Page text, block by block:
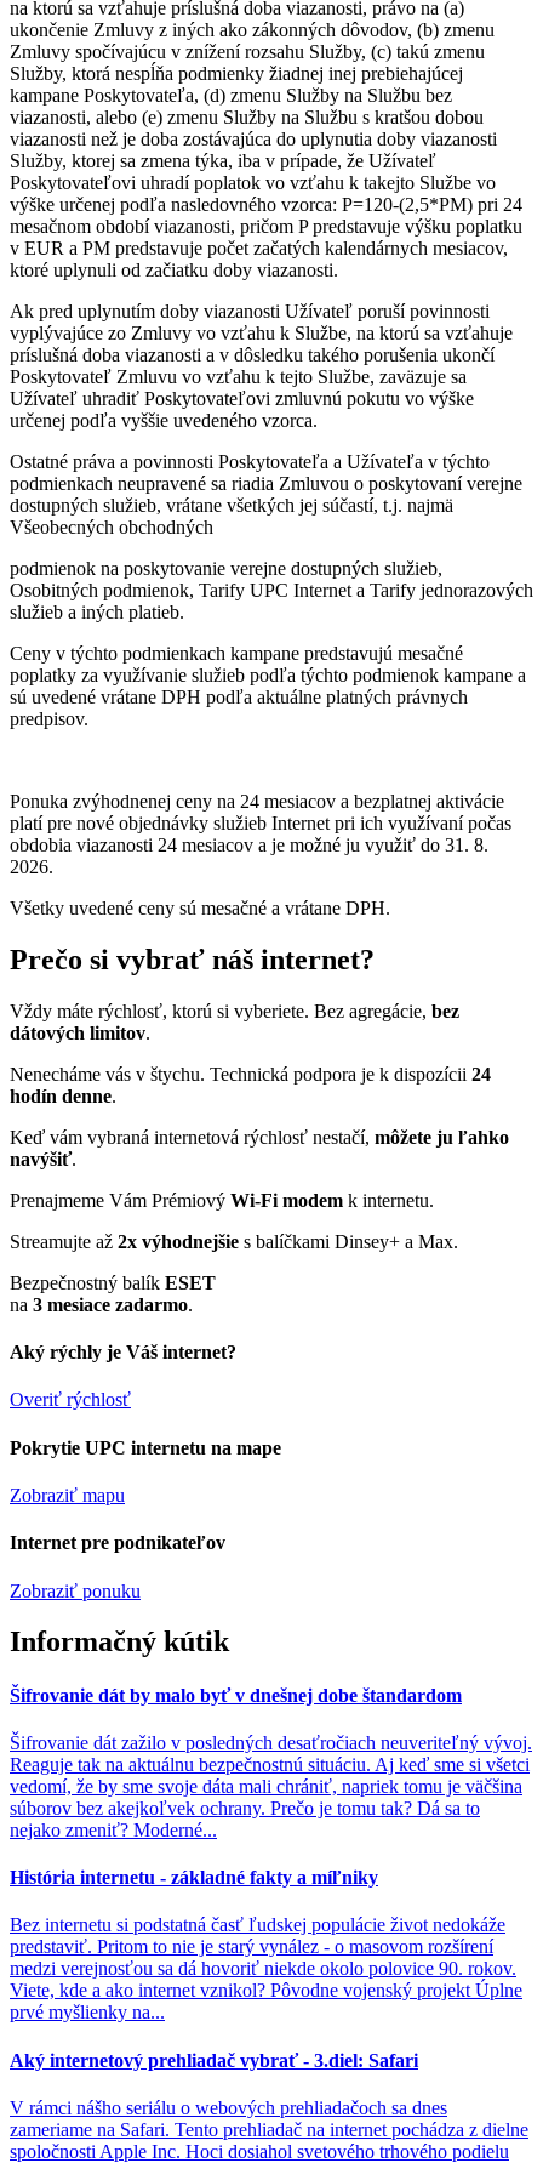
na ktorú sa vzťahuje príslušná doba viazanosti, právo na (a)
ukončenie Zmluvy z iných ako zákonných dôvodov, (b) zmenu
Zmluvy spočívajúcu v znížení rozsahu Služby, (c) takú zmenu
Služby, ktorá nespĺňa podmienky žiadnej inej prebiehajúcej
kampane Poskytovateľa, (d) zmenu Služby na Službu bez
viazanosti, alebo (e) zmenu Služby na Službu s kratšou dobou
viazanosti než je doba zostávajúca do uplynutia doby viazanosti
Služby, ktorej sa zmena týka, iba v prípade, že Užívateľ
Poskytovateľovi uhradí poplatok vo vzťahu k takejto Službe vo
výške určenej podľa nasledovného vzorca: P=120-(2,5*PM) pri 24
mesačnom období viazanosti, pričom P predstavuje výšku poplatku
v EUR a PM predstavuje počet začatých kalendárnych mesiacov,
ktoré uplynuli od začiatku doby viazanosti.
Ak pred uplynutím doby viazanosti Užívateľ poruší povinnosti
vyplývajúce zo Zmluvy vo vzťahu k Službe, na ktorú sa vzťahuje
príslušná doba viazanosti a v dôsledku takého porušenia ukončí
Poskytovateľ Zmluvu vo vzťahu k tejto Službe, zaväzuje sa
Užívateľ uhradiť Poskytovateľovi zmluvnú pokutu vo výške
určenej podľa vyššie uvedeného vzorca.
Ostatné práva a povinnosti Poskytovateľa a Užívateľa v týchto
podmienkach neupravené sa riadia Zmluvou o poskytovaní verejne
dostupných služieb, vrátane všetkých jej súčastí, t.j. najmä
Všeobecných obchodných
podmienok na poskytovanie verejne dostupných služieb,
Osobitných podmienok, Tarify UPC Internet a Tarify jednorazových
služieb a iných platieb.
Ceny v týchto podmienkach kampane predstavujú mesačné
poplatky za využívanie služieb podľa týchto podmienok kampane a
sú uvedené vrátane DPH podľa aktuálne platných právnych
predpisov.
Ponuka zvýhodnenej ceny na 24 mesiacov a bezplatnej aktivácie
platípre nové objednávky služieb Internet pri ich využívaní počas
obdobia viazanosti 24 mesiacov a je možné ju využiť do 31. 8.
2026.
Všetky uvedené ceny sú mesačné a vrátane DPH.
Prečo si vybrať náš internet?
Vždy máte rýchlosť, ktorú si vyberiete. Bez agregácie, bez
dátových limitov.
Nenecháme vás v štychu. Technická podpora je k dispozícii 24
hodín denne.
Keď vám vybraná internetová rýchlosť nestačí, môžete ju ľahko
navýšiť.
Prenajmeme Vám Prémiový Wi-Fi modem k internetu.
Streamujte až 2x výhodnejšie s balíčkami Dinsey+ a Max.
Bezpečnostný balík ESET
na 3 mesiace zadarmo.
Aký rýchly je Váš internet?
Overiť rýchlosť
Pokrytie UPC internetu na mape
Zobraziť mapu
Internet pre podnikateľov
Zobraziť ponuku
Informačný kútik
Šifrovanie dát by malo byť v dnešnej dobe štandardom
Šifrovanie dát zažilo v posledných desaťročiach neuveriteľný vývoj.
Reaguje tak na aktuálnu bezpečnostnú situáciu. Aj keď sme si všetci
vedomí, že by sme svoje dáta mali chrániť, napriek tomu je väčšina
súborov bez akejkoľvek ochrany. Prečo je tomu tak? Dá sa to
nejako zmeniť? Moderné...
História internetu - základné fakty a míľniky
Bez internetu si podstatná časť ľudskej populácie život nedokáže
predstaviť. Pritom to nie je starý vynález - o masovom rozšírení
medzi verejnosťou sa dá hovoriť niekde okolo polovice 90. rokov.
Viete, kde a ako internet vznikol? Pôvodne vojenský projekt Úplne
prvé myšlienky na...
Aký internetový prehliadač vybrať - 3.diel: Safari
V rámci nášho seriálu o webových prehliadačoch sa dnes
zameriame na Safari. Tento prehliadač na internet pochádza z dielne
spoločnosti Apple Inc. Hoci dosiahol svetového trhového podielu